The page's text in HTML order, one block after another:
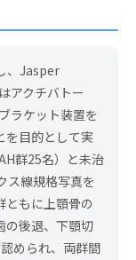
、Jasper
アクチバトー
ラケット装置を
を目的として実
群25名）と未治
ス線規格写真を
ともに上顎骨の
の後退、下顎切
められ、両群間